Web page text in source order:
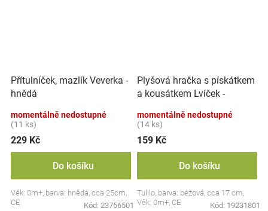
Přítulníček, mazlík Veverka -
hnědá
momentálně nedostupné
(11 ks)
229 Kč
Do košíku
Věk: 0m+, barva: hnědá, cca 25cm,
CE
Kód: 23756501
Plyšová hračka s pískátkem
a kousátkem Lvíček -
momentálně nedostupné
(14 ks)
159 Kč
Do košíku
Tulilo, barva: béžová, cca 17 cm,
Věk: 0m+, CE
Kód: 19231801